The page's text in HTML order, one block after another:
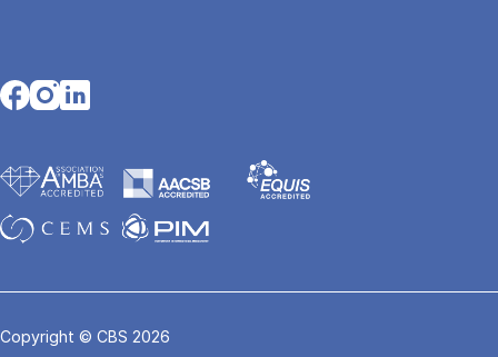
Opens in a new tab
Opens in a new tab
Opens in a new tab
Copyright © CBS 2026